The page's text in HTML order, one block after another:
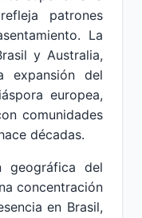
patrones
La
y Australia,
expansión del
europea,
comunidades
décadas.
geográfica del
concentración
en Brasil,